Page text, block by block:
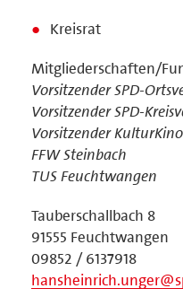
Kreisrat
Mitgliederschaften/
Vorsitzender SPD-
Vorsitzender SPD-
Vorsitzender
FFW Steinbach
TUS Feuchtwangen
Tauberschallbach 8
91555 Feuchtwangen
09852 / 6137918